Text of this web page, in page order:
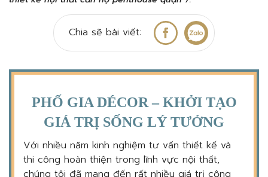
Chia sẽ bài viết:
PHỐ GIA DÉCOR – KHỞI TẠO
GIÁ TRỊ SỐNG LÝ TƯỞNG
Với nhiều năm kinh nghiệm tư vấn thiết kế và
thi công hoàn thiện trong lĩnh vực nội thất,
chúng tôi đã mang đến rất nhiều giá trị cộng